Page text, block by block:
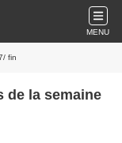
MENU
fin
de la semaine